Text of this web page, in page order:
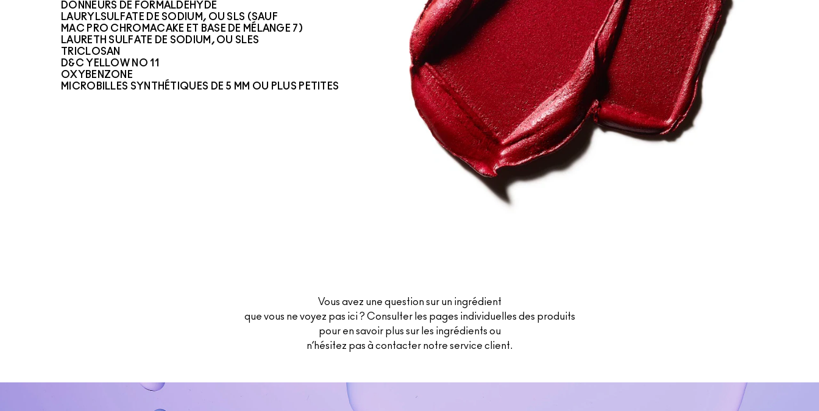
DONNEURS DE FORMALDÉHYDE
LAURYLSULFATE DE SODIUM, OU SLS (SAUF
MAC PRO CHROMACAKE ET BASE DE MÉLANGE 7)
LAURETH SULFATE DE SODIUM, OU SLES
TRICLOSAN
D&C YELLOW NO 11
OXYBENZONE
MICROBILLES SYNTHÉTIQUES DE 5 MM OU PLUS PETITES
Vous avez une question sur un ingrédient
que vous ne voyez pas ici ? Consulter les pages individuelles des produits
pour en savoir plus sur les ingrédients ou
n’hésitez pas à contacter notre service client.